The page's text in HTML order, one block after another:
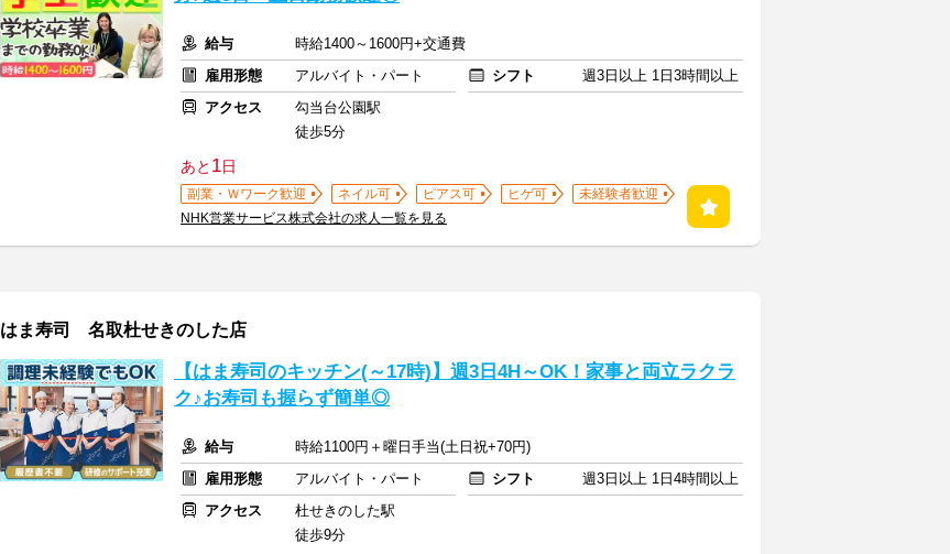
給与
時給1400～1600円+交通費
雇用形態
アルバイト・パート シフト
週3日以上 1日3時間以上
アクセス
勾当台公園駅
徒歩5分
あと 1日
副業・Ｗワーク歓迎 ネイル可 ピアス可 ヒゲ可
未経験者歓迎
NHK営業サービス株式会社の求人一覧を見る
はま寿司 名取杜せきのした店
【はま寿司のキッチン(～17時)】週3日4H～OK！家事と両立ラクラ
ク♪お寿司も握らず簡単◎
給与
時給1100円＋曜日手当(土日祝+70円)
雇用形態
アルバイト・パート シフト
週3日以上 1日4時間以上
アクセス
杜せきのした駅
徒歩9分